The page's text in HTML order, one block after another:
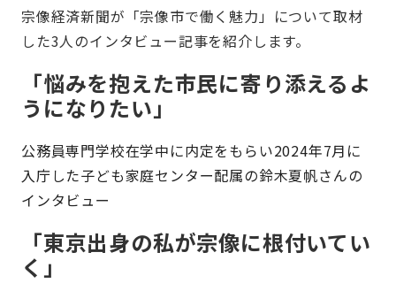
宗像経済新聞が「宗像市で働く魅力」について取材
した3人のインタビュー記事を紹介します。
「悩みを抱えた市民に寄り添えるよ
うになりたい」
公務員専門学校在学中に内定をもらい2024年7月に
入庁した子ども家庭センター配属の鈴木夏帆さんの
インタビュー
「東京出身の私が宗像に根付いてい
く」